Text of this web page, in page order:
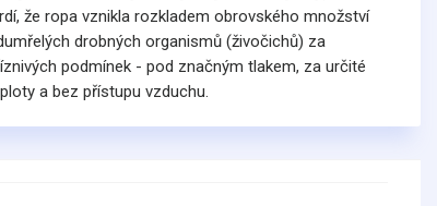
že ropa vznikla rozkladem obrovského množství
drobných organismů (živočichů) za
podmínek - pod značným tlakem, za určité
a bez přístupu vzduchu.